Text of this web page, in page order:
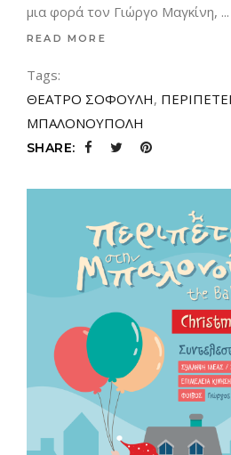
μια φορά τον Γιώργο Μαγκίνη,
READ MORE
Tags:
ΘΕΑΤΡΟ ΣΟΦΟΥΛΗ,
ΜΠΑΛΟΝΟΥΠΟΛΗ
SHARE: